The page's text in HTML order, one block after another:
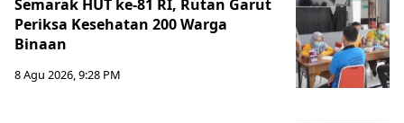
Semarak HUT ke-81 RI, Rutan Garut
Periksa Kesehatan 200 Warga
Binaan
8 Agu 2026, 9:28 PM